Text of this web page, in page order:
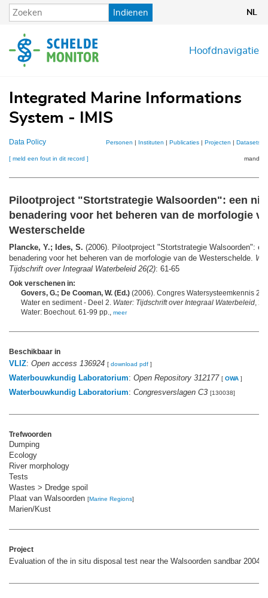
Overslaan
en
de
inhoud
Indienen NL
Hoofdnavigatie
Integrated Marine Informations
System - IMIS
Data Policy Personen | Instituten | Publicaties| Projecten | Datasets
[ meld een fout in dit record ] mandje
Pilootproject "Stortstrategie Walsoorden": een
benadering voor het beheren van de morfologie
Westerschelde
Plancke, Y.; Ides, S. (2006). Pilootproject "Stortstrategie Walsoorden":
benadering voor het beheren van de morfologie van de Westerschelde.
Tijdschrift over Integraal Waterbeleid 26(2): 61-65
Ook verschenen in:
Govers, G.; De Cooman, W. (Ed.) (2006). Congres Watersysteemkennis
Water en sediment - Deel 2. Water: Tijdschrift over Integraal Waterbeleid ,
Water: Boechout. 61-99 pp.,
meer
Beschikbaar in
VLIZ: Open access 136924 [ download pdf ]
Waterbouwkundig Laboratorium: Open Repository 312177 [ OWA ]
Waterbouwkundig Laboratorium: Congresverslagen C3 [130038]
Trefwoorden
Dumping
Ecology
River morphology
Tests
Wastes > Dredge spoil
Plaat van Walsoorden [Marine Regions]
Marien/Kust
Project
Evaluation of the in situ disposal test near the Walsoorden sandbar 2004,